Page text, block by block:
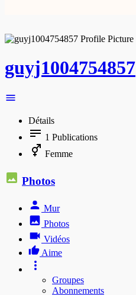
guyj1004754857
Détails
1 Publications
Femme
Photos
Mur
Photos
Vidéos
Aime
Groupes
Abonnements